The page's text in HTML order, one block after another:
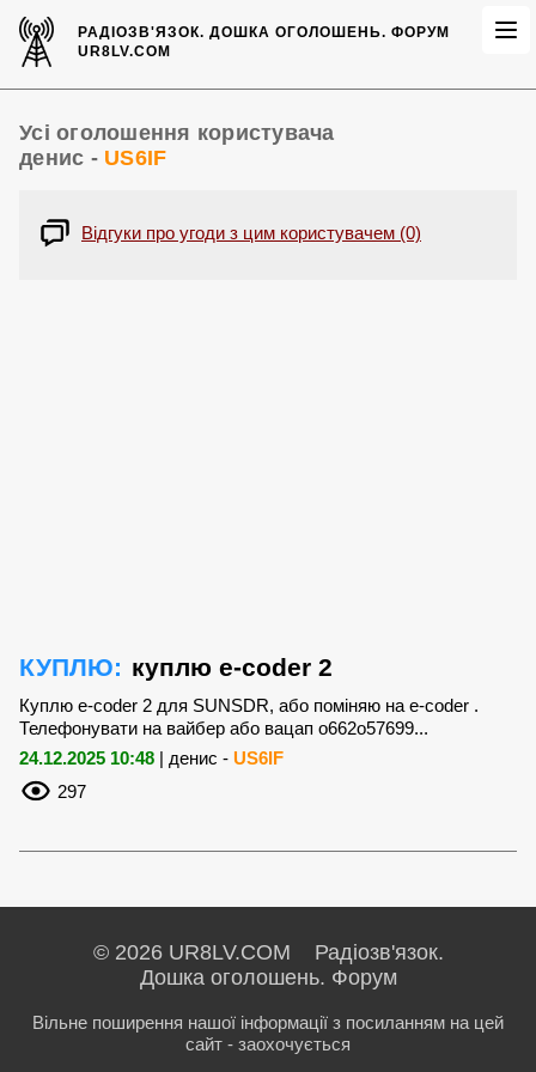
РАДІОЗВ'ЯЗОК.ДОШКА ОГОЛОШЕНЬ. ФОРУМ
UR8LV.COM
Усі оголошення користувача
денис - US6IF
Відгуки про угоди з цим користувачем (0)
КУПЛЮ: куплю e-coder 2
Куплю e-coder 2 для SUNSDR, або поміняю на e-coder .
Телефонувати на вайбер або вацап о662о57699...
24.12.2025 10:48 | денис - US6IF
297
© 2026 UR8LV.COM Радіозв'язок.
Дошка оголошень. Форум
Вільне поширення нашої інформації з посиланням на цей
сайт - заохочується